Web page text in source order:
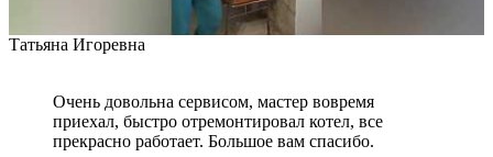
Татьяна Игоревна
Очень довольна сервисом, мастер вовремя
приехал, быстро отремонтировал котел, все
прекрасно работает. Большое вам спасибо.